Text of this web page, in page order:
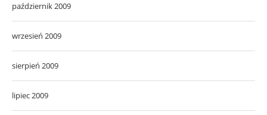
październik 2009
wrzesień 2009
sierpień 2009
lipiec 2009